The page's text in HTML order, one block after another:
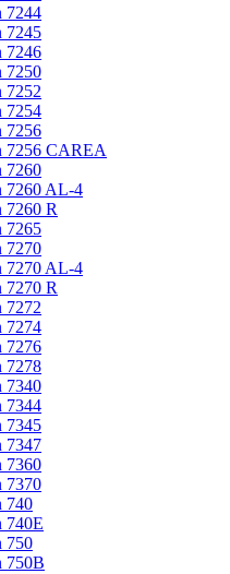
7244
7245
7246
7250
7252
7254
7256
7256 CAREA
7260
7260 AL-4
7260 R
7265
7270
7270 AL-4
7270 R
7272
7274
7276
7278
7340
7344
7345
7347
7360
7370
740
740E
750
750B